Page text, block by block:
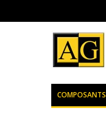
COMPOSANTS